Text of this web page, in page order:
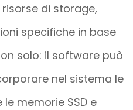
risorse di storage,
specifiche in base
solo: il software può
nel sistema le
memorie SSD e